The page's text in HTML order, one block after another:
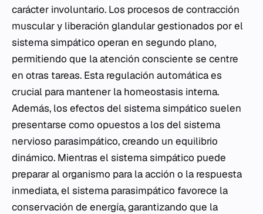
carácter involuntario. Los procesos de contracción
muscular y liberación glandular gestionados por el
sistema simpático operan en segundo plano,
permitiendo que la atención consciente se centre
en otras tareas. Esta regulación automática es
crucial para mantener la homeostasis interna.
Además, los efectos del sistema simpático suelen
presentarse como opuestos a los del sistema
nervioso parasimpático, creando un equilibrio
dinámico. Mientras el sistema simpático puede
preparar al organismo para la acción o la respuesta
inmediata, el sistema parasimpático favorece la
conservación de energía, garantizando que la